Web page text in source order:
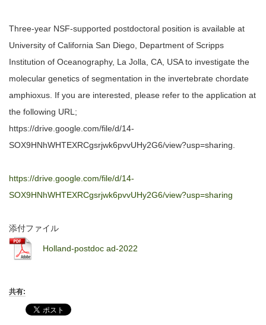
Three-year NSF-supported postdoctoral position is available at
University of California San Diego, Department of Scripps
Institution of Oceanography, La Jolla, CA, USA to investigate the
molecular genetics of segmentation in the invertebrate chordate
amphioxus. If you are interested, please refer to the application at
the following URL;
https://drive.google.com/file/d/14-
SOX9HNhWHTEXRCgsrjwk6pvvUHy2G6/view?usp=sharing.
https://drive.google.com/file/d/14-
SOX9HNhWHTEXRCgsrjwk6pvvUHy2G6/view?usp=sharing
添付ファイル
Holland-postdoc ad-2022
共有: